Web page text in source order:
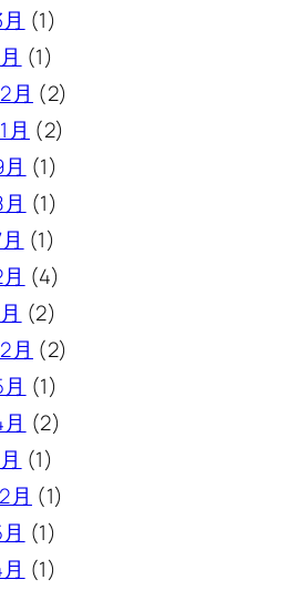
(1)
(1)
月 (2)
月 (2)
(1)
(1)
(1)
(4)
(2)
月 (2)
(1)
(2)
(1)
月 (1)
(1)
(1)